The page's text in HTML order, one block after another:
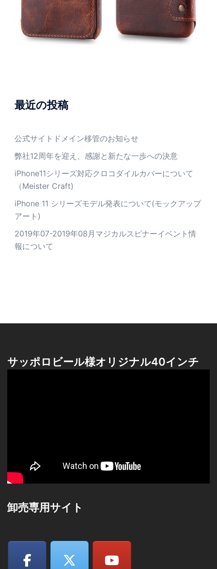
最近の投稿
公式サイトドメイン移管のお知らせ
弊社12周年を迎え、感謝と新たな一歩への決意
iPhone11シリーズ対応クロコダイルカバーについて
（Meister Craft)
iPhone 11 シリーズモデル発表について(モックアップ
アート)
2019年07-2019年08月マジカルスピナーイベント情
報について
サッポロビール様オリジナル40インチ
卸売専用サイト